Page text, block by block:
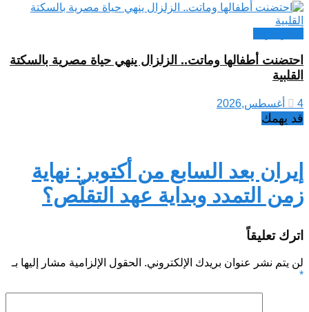
احتضنت أطفالها وماتت.. الزلزال ينهي حياة مصرية بالسكتة
القلبية
4 أغسطس,2026
قد يهمك
إيران بعد السابع من أكتوبر: نهاية
زمن التمدد وبداية عهد التقلّص؟
اترك تعليقاً
لن يتم نشر عنوان بريدك الإلكتروني. الحقول الإلزامية مشار إليها بـ
*